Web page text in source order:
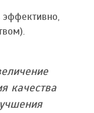
качества